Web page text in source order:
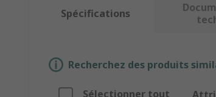
Spécifications
Recherchez des produits
Sélectionner tout